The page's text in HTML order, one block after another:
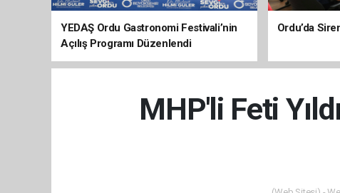
YEDAŞ Ordu Gastronomi Festivali’nin
Açılış Programı Düzenlendi
Ordu’da
MHP'li Feti